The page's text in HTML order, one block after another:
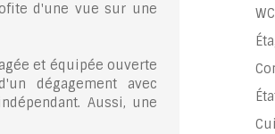
d'une vue sur une
et équipée ouverte
dégagement avec
Aussi, une
WC